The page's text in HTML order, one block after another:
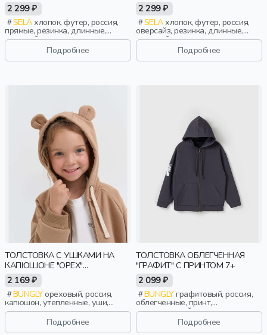
2 299 ₽
SELAхлопок, футер, россия,
прямые, резинка, длинные,
длинный рукав, капюшон,
молния, школа, манжета,
свободные, мальчики, дети
Подробнее
2 299 ₽
SELAхлопок, футер, россия,
оверсайз, резинка, длинные,
длинный рукав, капюшон,
молния, застежка, однотон,
манжета, свободные, мальчики,
дети
Подробнее
ТОЛСТОВКА С УШКАМИ НА
КАПЮШОНЕ "ОРЕХ"
УТЕПЛЕННАЯ БЕЗ НАЧЕСА
2 169 ₽
BUNGLYореховый, россия,
капюшон, утепленные, уши,
девочки, малыши, дошкольники,
Подробнее
ТОЛСТОВКА ОБЛЕГЧЕННАЯ
"ГРАФИТ" С ПРИНТОМ 7+
2 099 ₽
BUNGLYграфитовый, россия,
облегченные, принт,
повседневный, мальчики,
школьники, подростки, дети
Подробнее